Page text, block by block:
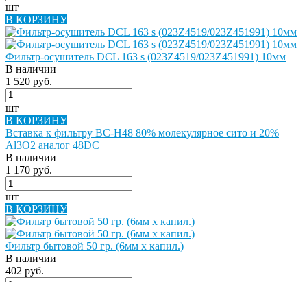
шт
В КОРЗИНУ
Фильтр-осушитель DCL 163 s (023Z4519/023Z451991) 10мм
В наличии
1 520 руб.
шт
В КОРЗИНУ
Вставка к фильтру BC-H48 80% молекулярное сито и 20%
Al3O2 аналог 48DC
В наличии
1 170 руб.
шт
В КОРЗИНУ
Фильтр бытовой 50 гр. (6мм х капил.)
В наличии
402 руб.